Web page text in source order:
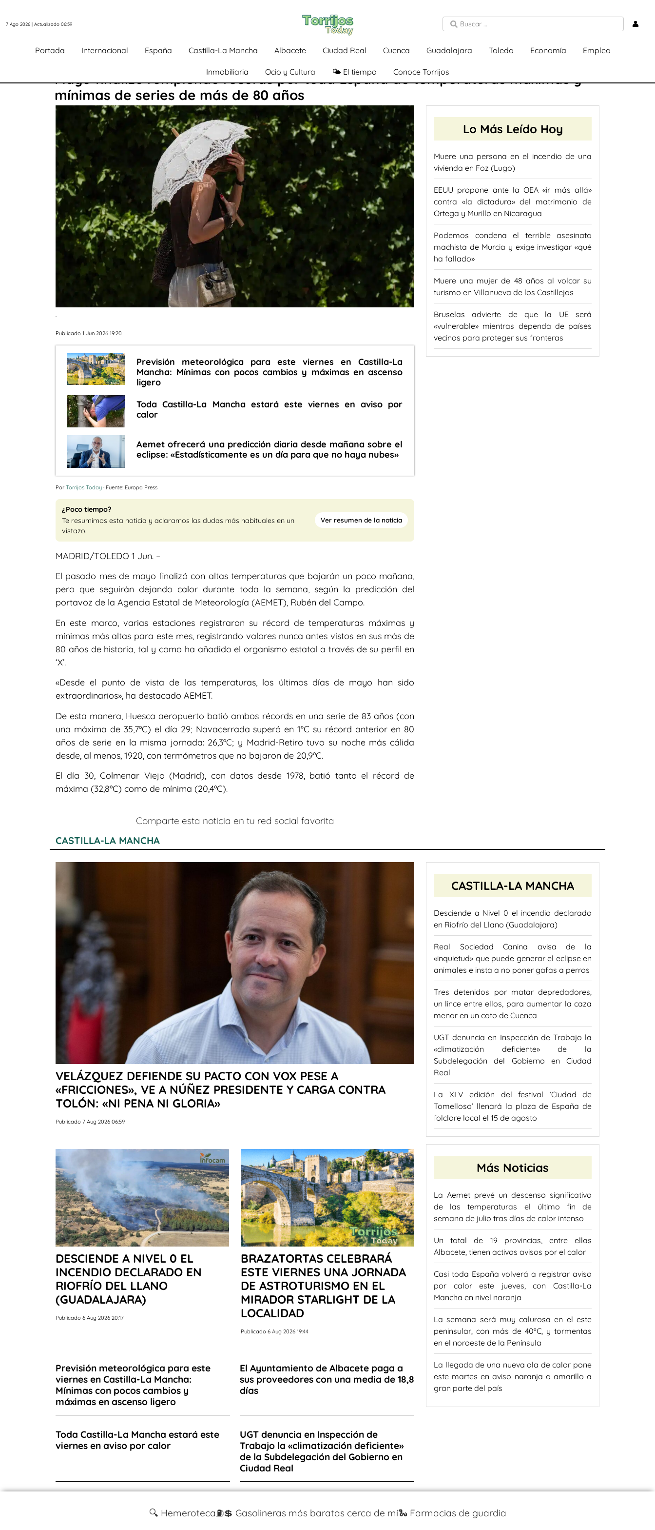
7 Ago 2026 | Actualizado 06:59 👤
Portada Internacional España Castilla-La Mancha Albacete Ciudad Real Cuenca Guadalajara Toledo Economía Empleo
Inmobiliaria Ocio y Cultura 🌤️ El tiempo Conoce Torrijos
Mayo finalizó rompiendo récords por toda España de temperaturas máximas y
mínimas de series de más de 80 años
.
Publicado 1 Jun 2026 19:20
Previsión meteorológica para este viernes en Castilla-La
Mancha: Mínimas con pocos cambios y máximas en ascenso
ligero
Toda Castilla-La Mancha estará este viernes en aviso por
calor
Aemet ofrecerá una predicción diaria desde mañana sobre el
eclipse: «Estadísticamente es un día para que no haya nubes»
Por Torrijos Today · Fuente: Europa Press
¿Poco tiempo?
Te resumimos esta noticia y aclaramos las dudas más habituales en un
vistazo.
Ver resumen de la noticia
MADRID/TOLEDO 1 Jun. –
El pasado mes de mayo finalizó con altas temperaturas que bajarán un poco mañana,
pero que seguirán dejando calor durante toda la semana, según la predicción del
portavoz de la Agencia Estatal de Meteorología (AEMET), Rubén del Campo.
En este marco, varias estaciones registraron su récord de temperaturas máximas y
mínimas más altas para este mes, registrando valores nunca antes vistos en sus más de
80 años de historia, tal y como ha añadido el organismo estatal a través de su perfil en
‘X’.
«Desde el punto de vista de las temperaturas, los últimos días de mayo han sido
extraordinarios», ha destacado AEMET.
De esta manera, Huesca aeropuerto batió ambos récords en una serie de 83 años (con
una máxima de 35,7ºC) el día 29; Navacerrada superó en 1°C su récord anterior en 80
años de serie en la misma jornada: 26,3ºC; y Madrid-Retiro tuvo su noche más cálida
desde, al menos, 1920, con termómetros que no bajaron de 20,9ºC.
El día 30, Colmenar Viejo (Madrid), con datos desde 1978, batió tanto el récord de
máxima (32,8ºC) como de mínima (20,4ºC).
Comparte esta noticia en tu red social favorita
Lo Más Leído Hoy
Muere una persona en el incendio de una
vivienda en Foz (Lugo)
EEUU propone ante la OEA «ir más allá»
contra «la dictadura» del matrimonio de
Ortega y Murillo en Nicaragua
Podemos condena el terrible asesinato
machista de Murcia y exige investigar «qué
ha fallado»
Muere una mujer de 48 años al volcar su
turismo en Villanueva de los Castillejos
Bruselas advierte de que la UE será
«vulnerable» mientras dependa de países
vecinos para proteger sus fronteras
CASTILLA-LA MANCHA
VELÁZQUEZ DEFIENDE SU PACTO CON VOX PESE A
«FRICCIONES», VE A NÚÑEZ PRESIDENTE Y CARGA CONTRA
TOLÓN: «NI PENA NI GLORIA»
Publicado 7 Aug 2026 06:59
DESCIENDE A NIVEL 0 EL
INCENDIO DECLARADO EN
RIOFRÍO DEL LLANO
(GUADALAJARA)
Publicado 6 Aug 2026 20:17
BRAZATORTAS CELEBRARÁ
ESTE VIERNES UNA JORNADA
DE ASTROTURISMO EN EL
MIRADOR STARLIGHT DE LA
LOCALIDAD
Publicado 6 Aug 2026 19:44
Previsión meteorológica para este
viernes en Castilla-La Mancha:
Mínimas con pocos cambios y
máximas en ascenso ligero
El Ayuntamiento de Albacete paga a
sus proveedores con una media de 18,8
días
Toda Castilla-La Mancha estará este
viernes en aviso por calor
UGT denuncia en Inspección de
Trabajo la «climatización deficiente»
de la Subdelegación del Gobierno en
Ciudad Real
CASTILLA-LA MANCHA
Desciende a Nivel 0 el incendio declarado
en Riofrío del Llano (Guadalajara)
Real Sociedad Canina avisa de la
«inquietud» que puede generar el eclipse en
animales e insta a no poner gafas a perros
Tres detenidos por matar depredadores,
un lince entre ellos, para aumentar la caza
menor en un coto de Cuenca
UGT denuncia en Inspección de Trabajo la
«climatización deficiente» de la
Subdelegación del Gobierno en Ciudad
Real
La XLV edición del festival ‘Ciudad de
Tomelloso’ llenará la plaza de España de
folclore local el 15 de agosto
Más Noticias
La Aemet prevé un descenso significativo
de las temperaturas el último fin de
semana de julio tras días de calor intenso
Un total de 19 provincias, entre ellas
Albacete, tienen activos avisos por el calor
Casi toda España volverá a registrar aviso
por calor este jueves, con Castilla-La
Mancha en nivel naranja
La semana será muy calurosa en el este
peninsular, con más de 40ºC, y tormentas
en el noroeste de la Península
La llegada de una nueva ola de calor pone
este martes en aviso naranja o amarillo a
gran parte del país
🔍 Hemeroteca⛽️💲 Gasolineras más baratas cerca de mí🐍 Farmacias de guardia